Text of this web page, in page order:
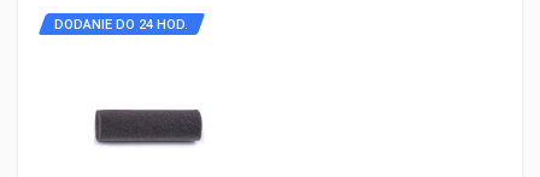
DODANIE DO 24 HOD.